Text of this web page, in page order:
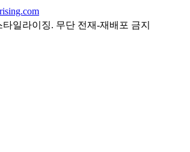
일라이징. 무단 전재-재배포 금지